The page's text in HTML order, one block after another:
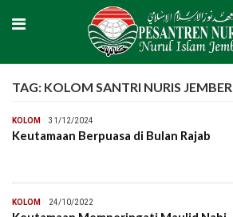
TAG: KOLOM SANTRI NURIS JEMBER
KOLOM 31/12/2024
Keutamaan Berpuasa di Bulan Rajab
KOLOM 24/10/2022